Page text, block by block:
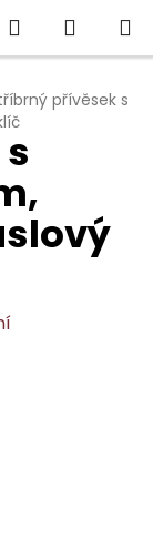
Hledat
KOŠÍK
přívěsek s